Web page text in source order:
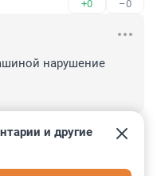
+0 –0
нарушение
–0
и другие